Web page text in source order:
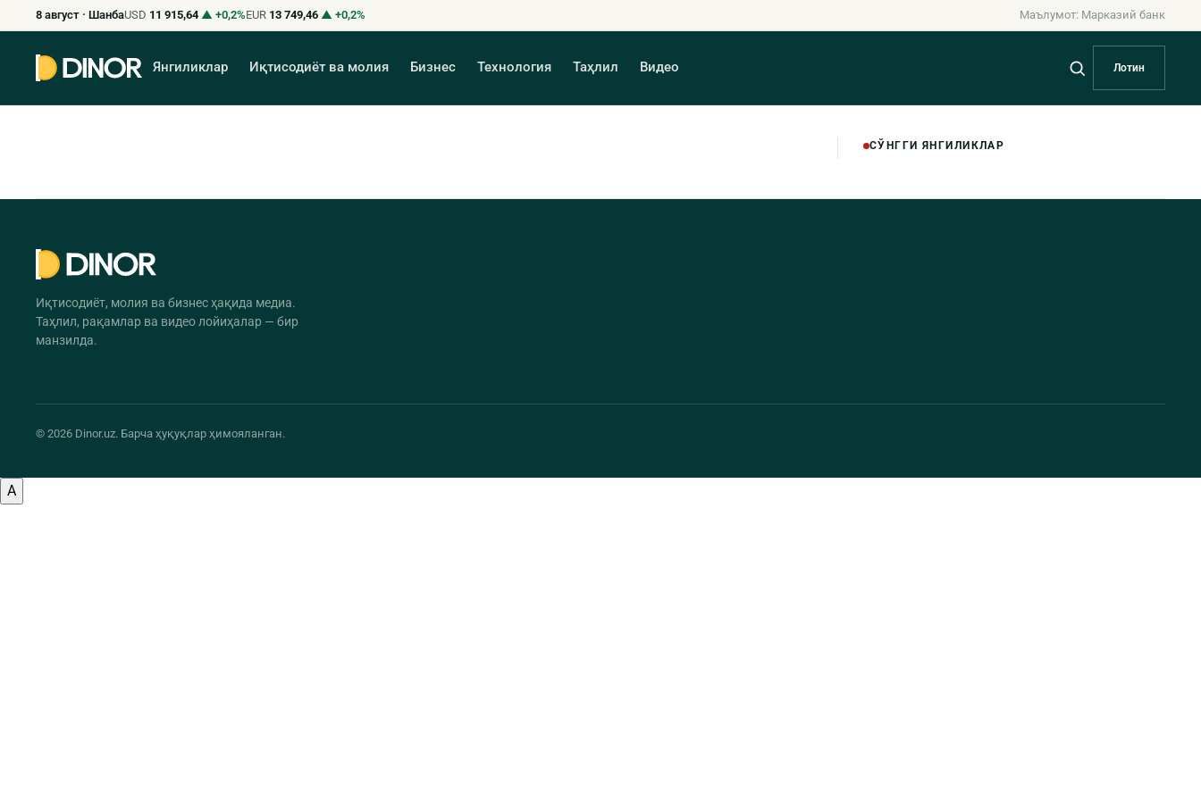
8 август · ШанбаUSD 11 915,64 ▲ +0,2%EUR 13 749,46 ▲ +0,2% Маълумот: Марказий банк
Янгиликлар Иқтисодиёт ва молия Бизнес Технология Таҳлил Видео Лотин
СЎНГГИ ЯНГИЛИКЛАР
Иқтисодиёт, молия ва бизнес ҳақида медиа.
Таҳлил, рақамлар ва видео лойиҳалар — бир
манзилда.
© 2026 Dinor.uz. Барча ҳуқуқлар ҳимояланган.
A